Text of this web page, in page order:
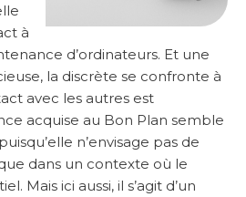
à
d’ordinateurs. Et une
la discrète se confronte à
avec les autres est
acquise au Bon Plan semble
n’envisage pas de
dans un contexte où le
Mais ici aussi, il s’agit d’un